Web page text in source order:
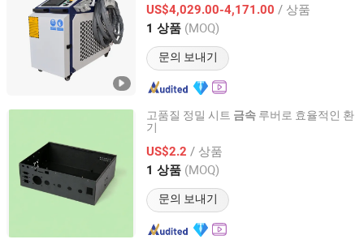
US$4,029.00-4,171.00 / 상품
1 상품 (MOQ)
문의 보내기
Shandong, China 이후 2024
고품질 정밀 시트 금속 루버로 효율적인 환
기
US$2.2 / 상품
1 상품 (MOQ)
문의 보내기
Zhuhai Shengwo Machinery Technology Co., Ltd.
Guangdong, China 이후 2023